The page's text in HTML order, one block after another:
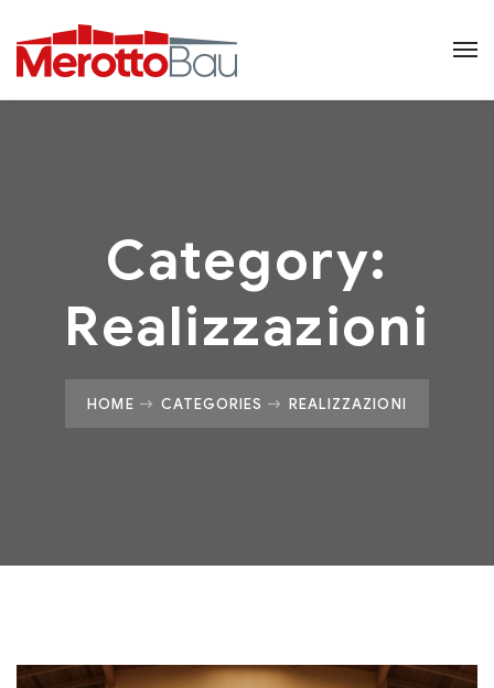
Category:
Realizzazioni
HOME CATEGORIES REALIZZAZIONI